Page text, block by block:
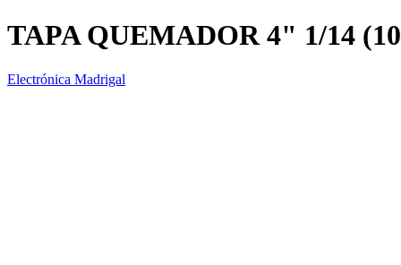
TAPA QUEMADOR 4" 1/14
Electrónica Madrigal